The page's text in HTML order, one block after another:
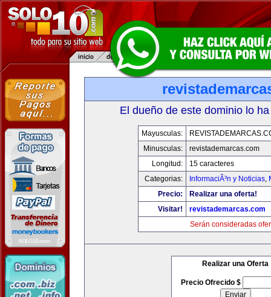
El dueño de este dominio lo
Mayusculas:
Minusculas:
revistademarcas.com
Longitud:
15 caracteres
Categorias:
InformaciÃ³n y Noticias,
Precio:
Realizar una oferta!
Visitar!
revistademarcas.com
Serán consideradas
Realizar una Oferta
Precio Ofrecido $